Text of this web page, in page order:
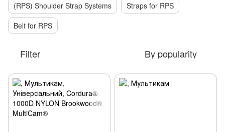
(RPS) Shoulder Strap Systems
Straps for RPS
Belt for RPS
Filter By popularity